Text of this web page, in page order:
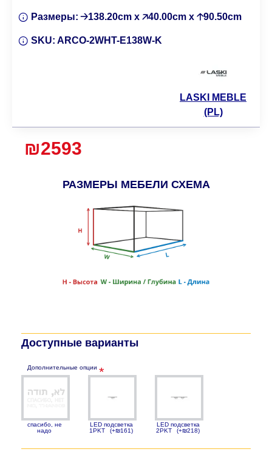
РАЗМЕРЫ МЕБЕЛИ СХЕМА
₪2593
Размеры: 🡢138.20cm x 🡥40.00cm x 🡡90.50cm
SKU: ARCO-2WHT-E138W-K
LASKI MEBLE
(PL)
Доступные варианты
Дополнительные опции
спасибо, не
надо
LED подсветка
1PKT
(+₪161)
LED подсветка
2PKT
(+₪218)